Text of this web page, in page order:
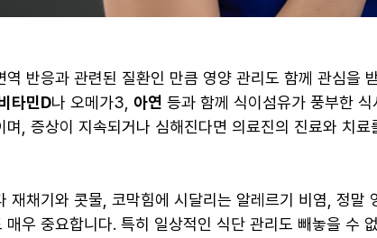
역 반응과 관련된 질환인 만큼 영양 관리도 함께 관심을
타민D나 오메가3, 아연 등과 함께 식이섬유가 풍부한 식
며, 증상이 지속되거나 심해진다면 의료진의 진료와 치
재채기와 콧물, 코막힘에 시달리는 알레르기 비염, 정
매우 중요합니다. 특히 일상적인 식단 관리도 빼놓을 수